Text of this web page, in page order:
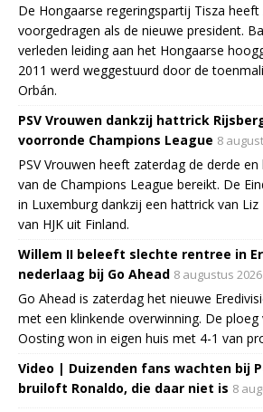
De Hongaarse regeringspartij Tisza heeft
voorgedragen als de nieuwe president.
verleden leiding aan het Hongaarse
2011 werd weggestuurd door de
Orbán.
PSV Vrouwen dankzij hattrick
voorronde Champions League 8
PSV Vrouwen heeft zaterdag de derde
van de Champions League bereikt. De
in Luxemburg dankzij een hattrick van Liz
van HJK uit Finland.
Willem II beleeft slechte rentree in
nederlaag bij Go Ahead 8 augustus 2026
Go Ahead is zaterdag het nieuwe
met een klinkende overwinning. De ploeg
Oosting won in eigen huis met 4-1 van
Video | Duizenden fans wachten bij
bruiloft Ronaldo, die daar niet is 8